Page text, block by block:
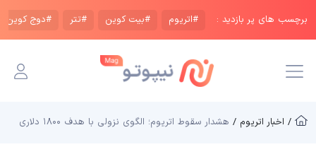
برچسب های پر بازدید : #اتریوم #بیت کوین #تتر #دوج کوین
/ اخبار اتریوم / هشدار سقوط اتریوم؛ الگوی نزولی با هدف ۱۸۰۰ دلاری